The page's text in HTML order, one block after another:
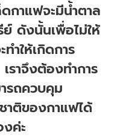
าแฟจะมีน้ำตาล
ดังนั้นเพื่อไม่ให้
ำให้เกิดการ
ราจึงต้องทำการ
รถควบคุม
ติของกาแฟได้
ค่ะ